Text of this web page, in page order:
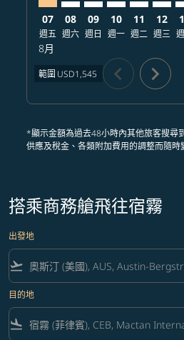
07
週五
8月
08
週六
09
週日
10
週一
11
週二
12
週三
範圍 USD1,545 chevron_left chevron_right
*顯示金額為過去48小時內其他旅客搜尋
供應及稅金、各類附加費用的調整而隨時
搭乘商務艙飛往宿霧
出發地
flight_takeoff
目的地
flight_land